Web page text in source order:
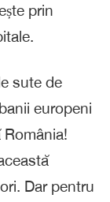
prin
sute de
europeni
Dar pentru